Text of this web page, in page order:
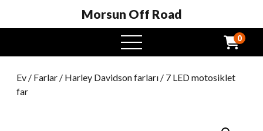
Morsun Off Road
Açık
Menü
0
Ev / Farlar / Harley Davidson farları / 7 LED motosiklet
far